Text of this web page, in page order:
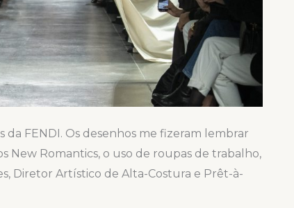
da FENDI. Os desenhos me fizeram lembrar
New Romantics, o uso de roupas de trabalho,
Diretor Artístico de Alta-Costura e Prêt-à-